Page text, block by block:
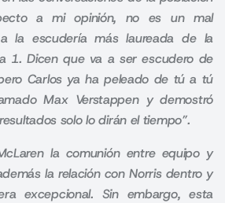
a mi opinión, no es un mal
la escudería más laureada de la
1. Dicen que va a ser escudero de
Carlos ya ha peleado de tú a tú
Max Verstappen y demostró
solo lo dirán el tiempo”.
la comunión entre equipo y
la relación con Norris dentro y
excepcional. Sin embargo, esta